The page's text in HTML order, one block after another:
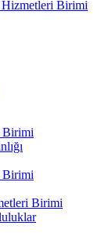
Hizmetleri Birimi
Birimi
Birimi
Birimi